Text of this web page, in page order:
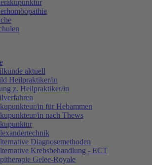
aktuell
Heilpraktiker/in
z. Heilpraktiker/in
in für Hebammen
in nach Thews
Diagnosemethoden
Krebsbehandlung - ECT
Gelee-Royale